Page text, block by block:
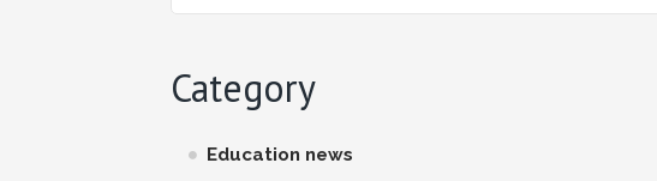
Category
Education news